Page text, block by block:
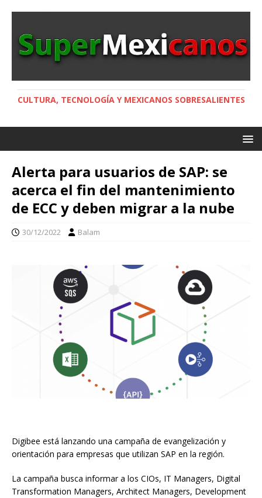
CULTURA, TECNOLOGÍA Y MEXICANOS SOBRESALIENTES
Alerta para usuarios de SAP: se
acerca el fin del mantenimiento
de ECC y deben migrar a la nube
30/12/2022 Balam
Digibee está lanzando una campaña de evangelización y
orientación para empresas que utilizan SAP en la región.
La campaña busca informar a los CIOs, IT Managers, Digital
Transformation Managers, Architect Managers, Development